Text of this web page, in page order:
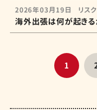
2026年03月19日 リス
海外出張は何が起き
1